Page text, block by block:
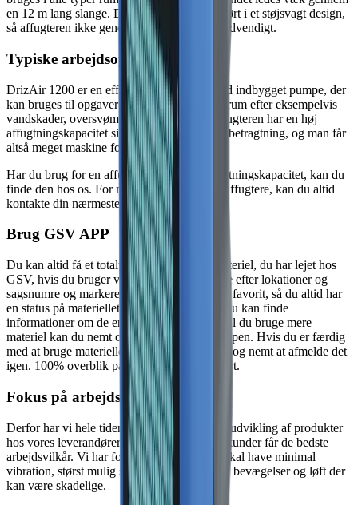
en 12 m lang slange. Dertil er kabinettet udført i et støjsvagt design,
så affugteren ikke generer mere end højst nødvendigt.
Typiske arbejdsopgaver
DrizAir 1200 er en effektiv lille affugter med indbygget pumpe, der
kan bruges til opgaver med at fjerne luft fra rum efter eksempelvis
vandskader, oversvømmelse eller andet. Affugteren har en høj
affugtningskapacitet sin lille størrelse taget i betragtning, og man får
altså meget maskine for pengene.
Har du brug for en affugter med større affugtningskapacitet, kan du
finde den hos os. For mere information om affugtere, kan du altid
kontakte din nærmeste GSV-afdeling.
Brug GSV APP
Du kan altid få et totalt overblik over det materiel, du har lejet hos
GSV, hvis du bruger vores app. Du kan søge efter lokationer og
sagsnumre og markere dine byggesager som favorit, så du altid har
en status på materiellet på dine byggesites. Du kan finde
informationer om de enkelte maskiner og skal du bruge mere
materiel kan du nemt og hurtigt booke via appen. Hvis du er færdig
med at bruge materiellet er det lige så hurtigt og nemt at afmelde det
igen. 100% overblik på mobilen - det er smart.
Fokus på arbejdsmiljø
Derfor har vi hele tiden fokus på den nyeste udvikling af produkter
hos vores leverandører, så vi sikrer at vores kunder får de bedste
arbejdsvilkår. Vi har fokus på at materiellet skal have minimal
vibration, størst mulig sikkerhed og afhjælpe bevægelser og løft der
kan være skadelige.